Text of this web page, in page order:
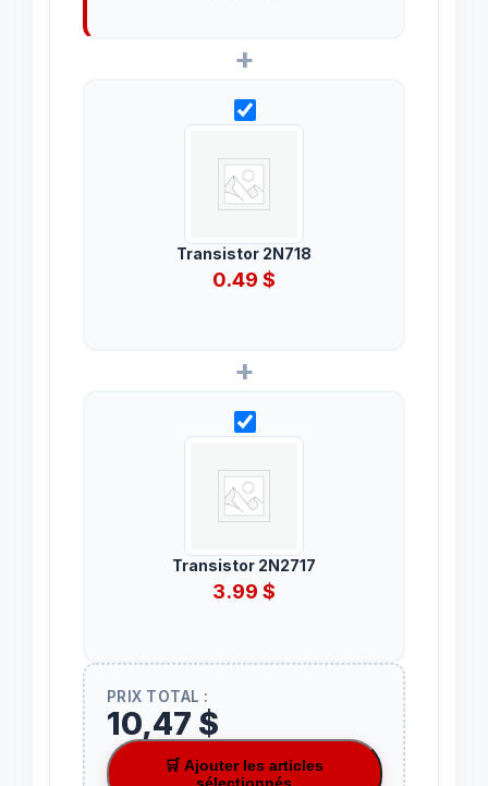
+
Transistor 2N718
0.49 $
+
Transistor 2N2717
3.99 $
PRIX TOTAL :
10,47 $
🛒 Ajouter les articles